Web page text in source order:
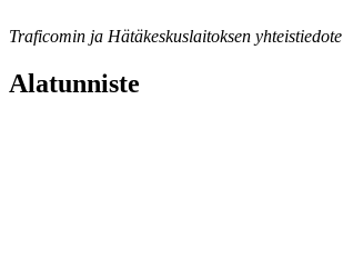
Traficomin ja Hätäkeskuslaitoksen yhteistiedote
Alatunniste